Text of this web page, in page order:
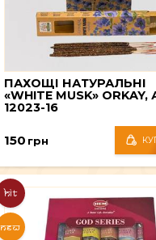
ПАХОЩІ НАТУРАЛЬНІ
«WHITE MUSK» ORKAY,
12023-16
150 грн
HIT
NEW